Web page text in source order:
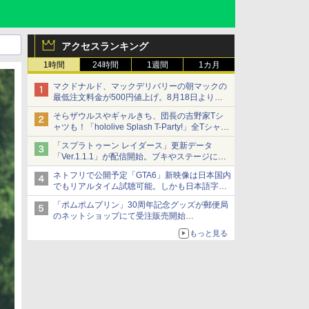
アクセスランキング
1時間 24時間 1週間 1カ月
マクドナルド、マックデリバリーの朝マックの
最低注文料金が500円値上げ。8月18日より
1,500円から受付
そらザウルスやギャルきち、団長の吉野家Tシ
ャツも！「hololive Splash T-Party!」全Tシャツ
ラインナップ公開＆オンライン販売開始
「スプラトゥーン レイダース」更新データ
「Ver.1.1.1」が配信開始。ブキやステージに関
する不具合を修正
ネトフリで公開予定「GTA6」新映像は日本国内
でもリアルタイム試聴可能。しかも日本語字幕
付き
Netflixから公式回答あり
「ポムポムプリン」30周年記念グッズが郵便局
のネットショップにて受注販売開始
「おもちもちもちクッション」など今年だけの
もっと見る